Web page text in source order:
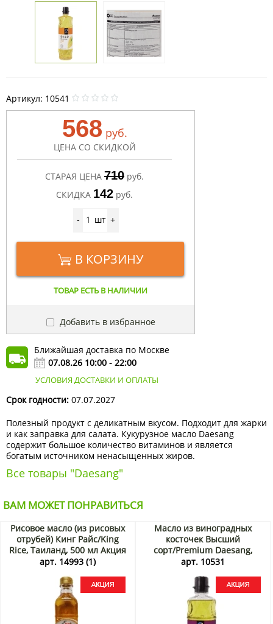
Артикул: 10541
568 руб.
ЦЕНА СО СКИДКОЙ
СТАРАЯ ЦЕНА 710 руб.
СКИДКА 142 руб.
- шт +
В КОРЗИНУ
ТОВАР ЕСТЬ В НАЛИЧИИ
Добавить в избранное
Ближайшая доставка по Москве
07.08.26 10:00 - 22:00
УСЛОВИЯ ДОСТАВКИ И ОПЛАТЫ
Срок годности: 07.07.2027
Полезный продукт с деликатным вкусом. Подходит для жарки
и как заправка для салата. Кукурузное масло Daesang
содержит большое количество витаминов и является
богатым источником ненасыщенных жиров.
Все товары "Daesang"
ВАМ МОЖЕТ ПОНРАВИТЬСЯ
Рисовое масло (из рисовых
отрубей) Кинг Райс/King
Rice, Таиланд, 500 мл Акция
арт. 14993 (1)
Масло из виноградных
косточек Высший
сорт/Premium Daesang,
Корея, 500 мл Акция
арт. 10531